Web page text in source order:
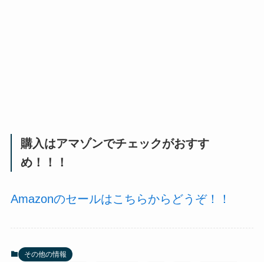
購入はアマゾンでチェックがおすす
め！！！
Amazonのセールはこちらからどうぞ！！
その他の情報